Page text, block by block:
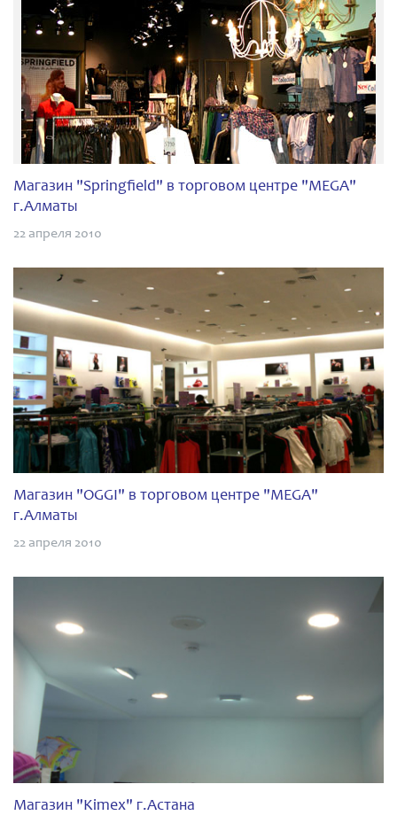
Магазин "Springfield" в торговом центре "MEGA"
г.Алматы
22 апреля 2010
Магазин "OGGI" в торговом центре "MEGA"
г.Алматы
22 апреля 2010
Магазин "Kimex" г.Астана